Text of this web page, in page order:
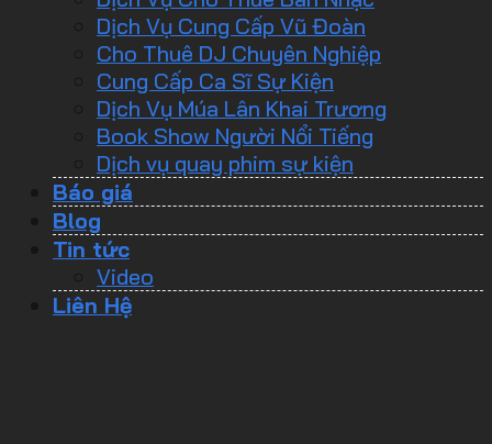
Dịch Vụ Cung Cấp Vũ Đoàn
Cho Thuê DJ Chuyên Nghiệp
Cung Cấp Ca Sĩ Sự Kiện
Dịch Vụ Múa Lân Khai Trương
Book Show Người Nổi Tiếng
Dịch vụ quay phim sự kiện
Báo giá
Blog
Tin tức
Video
Liên Hệ